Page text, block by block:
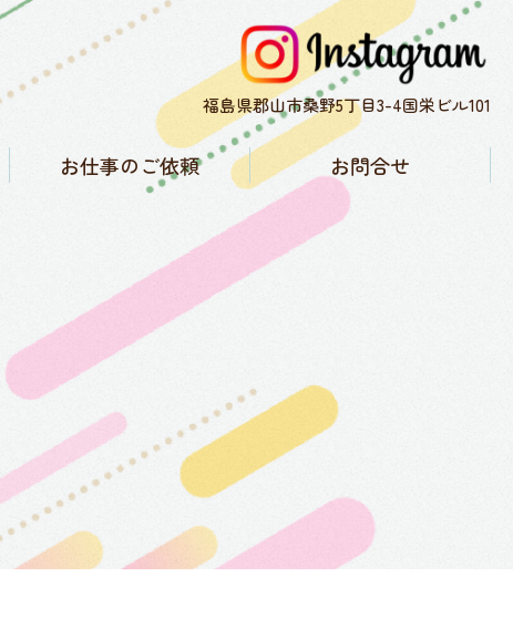
福島県郡山市桑野5丁目3-4国栄ビル101
お仕事のご依頼 お問合せ